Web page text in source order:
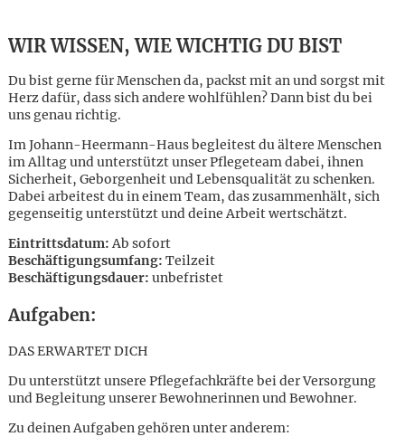
WIR WISSEN, WIE WICHTIG DU BIST
Du bist gerne für Menschen da, packst mit an und sorgst mit
Herz dafür, dass sich andere wohlfühlen? Dann bist du bei
uns genau richtig.
Im Johann-Heermann-Haus begleitest du ältere Menschen
im Alltag und unterstützt unser Pflegeteam dabei, ihnen
Sicherheit, Geborgenheit und Lebensqualität zu schenken.
Dabei arbeitest du in einem Team, das zusammenhält, sich
gegenseitig unterstützt und deine Arbeit wertschätzt.
Eintrittsdatum:Ab sofort
Beschäftigungsumfang: Teilzeit
Beschäftigungsdauer: unbefristet
Aufgaben:
DAS ERWARTET DICH
Du unterstützt unsere Pflegefachkräfte bei der Versorgung
und Begleitung unserer Bewohnerinnen und Bewohner.
Zu deinen Aufgaben gehören unter anderem:
Karte anzeigen